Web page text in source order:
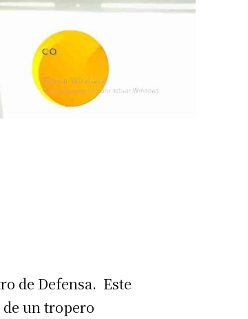
de Defensa. Este
un tropero